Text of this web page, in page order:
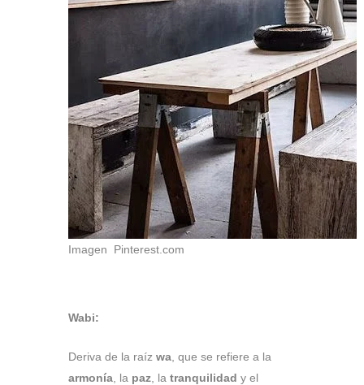
Imagen Pinterest.com
Wabi:
Deriva de la raíz wa , que se refiere a la
armonía , la paz , la tranquilidad y el